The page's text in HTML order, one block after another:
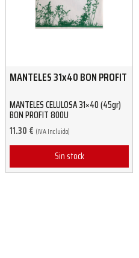
MANTELES 31x40 BON PROFIT
MANTELES CELULOSA 31×40 (45gr)
BON PROFIT 800U
11.30 € (IVA Incluido)
Sin stock